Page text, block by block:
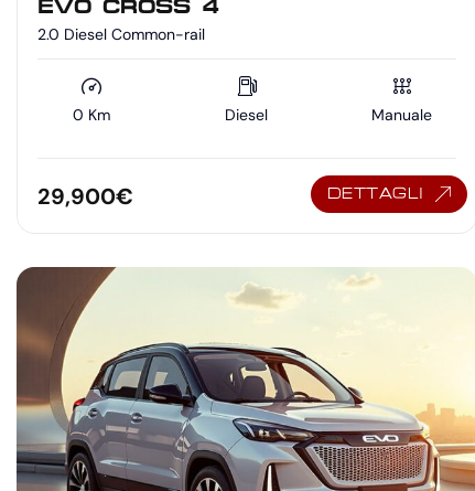
EVO CROSS 4
2.0 Diesel Common-rail
0 Km Diesel Manuale
29,900€ DETTAGLI